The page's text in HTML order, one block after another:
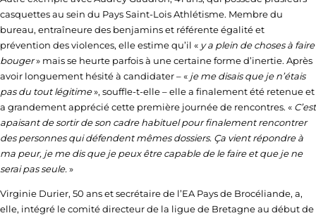
casquettes au sein du Pays Saint-Lois Athlétisme. Membre du
bureau, entraîneure des benjamins et référente égalité et
prévention des violences, elle estime qu’il « y a plein de choses à faire
bouger» mais se heurte parfois à une certaine forme d’inertie. Après
avoir longuement hésité à candidater – « je me disais que je n’étais
pas du tout légitime», souffle-t-elle – elle a finalement été retenue et
a grandement apprécié cette première journée de rencontres. « C’est
apaisant de sortir de son cadre habituel pour finalement rencontrer
des personnes qui défendent mêmes dossiers. Ça vient répondre à
ma peur, je me dis que je peux être capable de le faire et que je ne
serai pas seule.»
Virginie Durier, 50 ans et secrétaire de l’EA Pays de Brocéliande, a,
elle, intégré le comité directeur de la ligue de Bretagne au début de